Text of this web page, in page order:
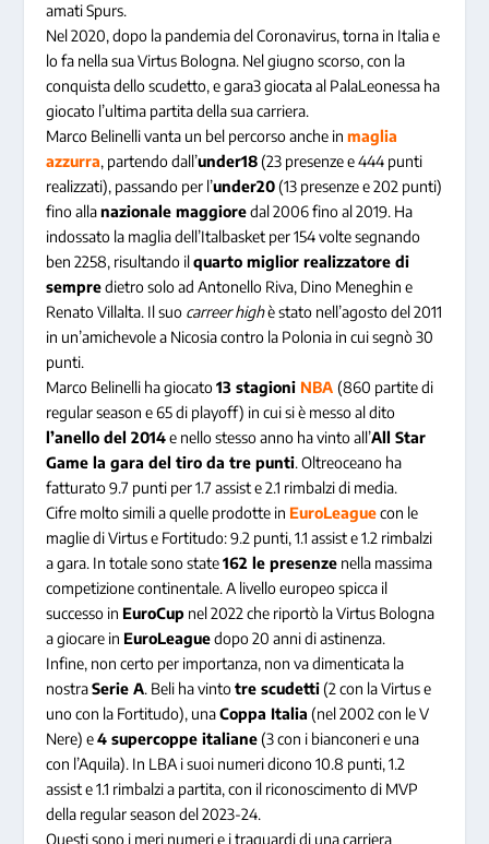
amati Spurs.
Nel 2020, dopo la pandemia del Coronavirus, torna in Italia e
lo fa nella sua Virtus Bologna. Nel giugno scorso, con la
conquista dello scudetto, e gara3 giocata al PalaLeonessa ha
giocato l’ultima partita della sua carriera.
Marco Belinelli vanta un bel percorso anche inmaglia
azzurra, partendo dall’under18(23 presenze e 444 punti
realizzati), passando per l’under20(13 presenze e 202 punti)
fino allanazionale maggioredal 2006 fino al 2019. Ha
indossato la maglia dell’Italbasket per 154 volte segnando
ben 2258, risultando ilquarto miglior realizzatore di
sempredietro solo ad Antonello Riva, Dino Meneghin e
Renato Villalta. Il suo carreer highè stato nell’agosto del 2011
in un’amichevole a Nicosia contro la Polonia in cui segnò 30
punti.
Marco Belinelli ha giocato13 stagioni NBA (860 partite di
regular season e 65 di playoff) in cui si è messo al dito
l’anello del 2014e nello stesso anno ha vinto all’All Star
Game la gara del tiro da tre punti. Oltreoceano ha
fatturato 9.7 punti per 1.7 assist e 2.1 rimbalzi di media.
Cifre molto simili a quelle prodotte in EuroLeaguecon le
maglie di Virtus e Fortitudo: 9.2 punti, 1.1 assist e 1.2 rimbalzi
a gara. In totale sono state162 le presenze nella massima
competizione continentale. A livello europeo spicca il
successo in EuroCup nel 2022 che riportò la Virtus Bologna
a giocare in EuroLeaguedopo 20 anni di astinenza.
Infine, non certo per importanza, non va dimenticata la
nostraSerie A. Beli ha vintotre scudetti(2 con la Virtus e
uno con la Fortitudo), unaCoppa Italia (nel 2002 con le V
Nere) e4 supercoppe italiane(3 con i bianconeri e una
con l’Aquila). In LBA i suoi numeri dicono 10.8 punti, 1.2
assist e 1.1 rimbalzi a partita, con il riconoscimento di MVP
della regular season del 2023-24.
Questi sono i meri numeri e i traguardi di una carriera